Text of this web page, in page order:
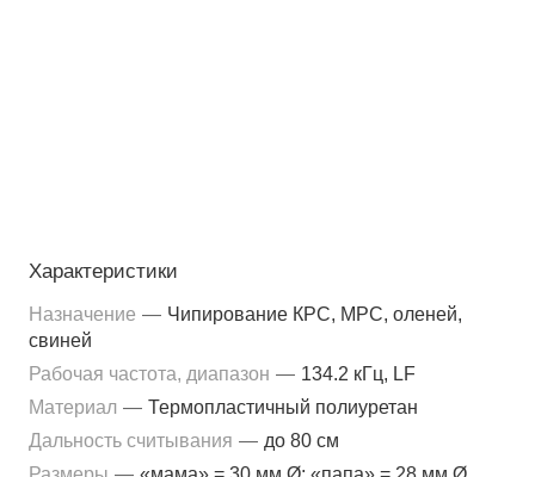
Характеристики
Назначение — Чипирование КРС, МРС, оленей,
свиней
Рабочая частота, диапазон — 134.2 кГц, LF
Материал — Термопластичный полиуретан
Дальность считывания — до 80 см